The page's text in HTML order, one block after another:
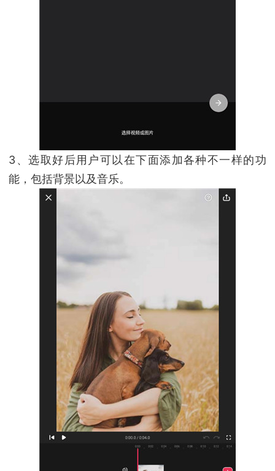
3、选取好后用户可以在下面添加各种不一样的功
能，包括背景以及音乐。